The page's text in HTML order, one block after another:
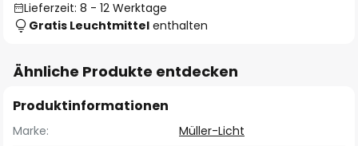
Lieferzeit: 8 - 12 Werktage
Gratis Leuchtmittel enthalten
Ähnliche Produkte entdecken
Produktinformationen
Marke:
Müller-Licht